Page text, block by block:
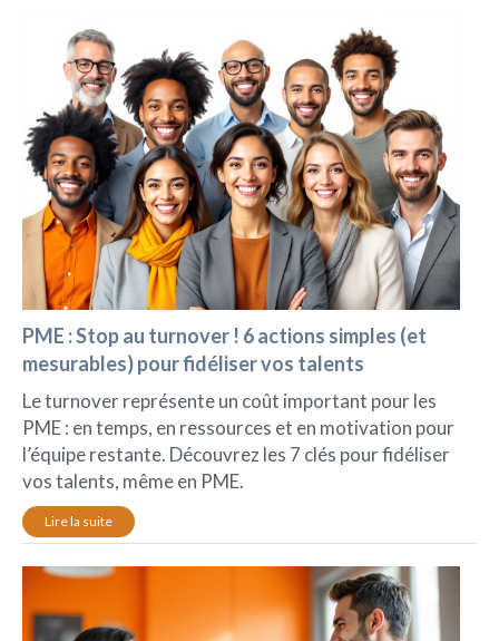
PME : Stop au turnover ! 6 actions simples (et
mesurables) pour fidéliser vos talents
Le turnover représente un coût important pour les
PME : en temps, en ressources et en motivation pour
l’équipe restante. Découvrez les 7 clés pour fidéliser
vos talents, même en PME.
Lire la suite